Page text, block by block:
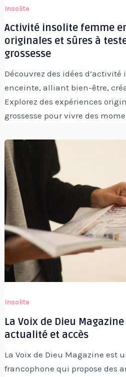
Insolite
Activité insolite femme
originales et sûres à
grossesse
Découvrez des idées
enceinte, alliant bien-être,
Explorez des expériences
grossesse pour vivre des
Insolite
La Voix de Dieu
actualité et accès
La Voix de Dieu Magazine est
francophone qui propose des